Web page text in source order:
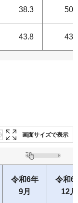
38.3
43.8
画面サイズで表示
令和6年
9月
令和6
12月